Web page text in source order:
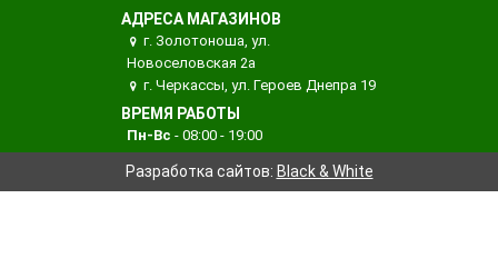
АДРЕСА МАГАЗИНОВ
г. Золотоноша, ул.
Новоселовская 2а
г. Черкассы, ул. Героев Днепра 19
ВРЕМЯ РАБОТЫ
Пн-Вс - 08:00 - 19:00
Разработка сайтов: Black & White